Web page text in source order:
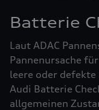
Batterie
Laut ADAC
Pannenursache
leere oder
Audi Batterie
allgemeinen